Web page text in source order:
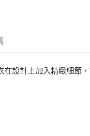
在設計上加入精緻細節